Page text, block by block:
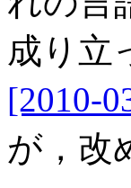
成り立
[2010-
が，改